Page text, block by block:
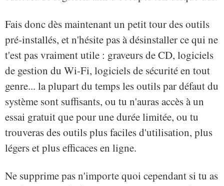
Fais donc dès maintenant un petit tour des outils
pré-installés, et n'hésite pas à désinstaller ce qui ne
t'est pas vraiment utile : graveurs de CD, logiciels
de gestion du Wi-Fi, logiciels de sécurité en tout
genre... la plupart du temps les outils par défaut du
système sont suffisants, ou tu n'auras accès à un
essai gratuit que pour une durée limitée, ou tu
trouveras des outils plus faciles d'utilisation, plus
légers et plus efficaces en ligne.
Ne supprime pas n'importe quoi cependant si tu as